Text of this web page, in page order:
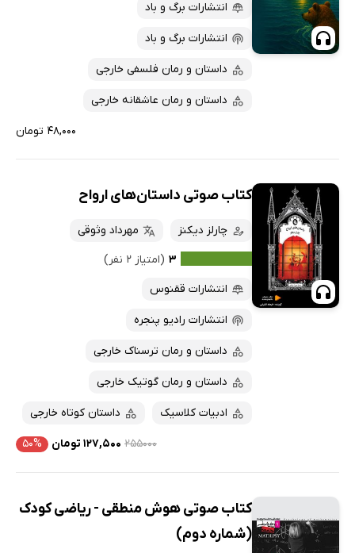
انتشارات برگ و باد
انتشارات برگ و باد
داستان و رمان فلسفی خارجی
داستان و رمان عاشقانه خارجی
۴۸,۰۰۰ تومان
کتاب صوتی داستان‌های ارواح
چارلز دیکنز
مهرداد وثوقی
۳ (امتیاز ۲ نفر)
انتشارات ققنوس
انتشارات رادیو پنجره
داستان و رمان ترسناک خارجی
داستان و رمان گوتیک خارجی
ادبیات کلاسیک داستان کوتاه خارجی
۲۵۵۰۰۰ ۱۲۷,۵۰۰ تومان ۵۰%
کتاب صوتی هوش منطقی - ریاضی کودک
(شماره دوم)